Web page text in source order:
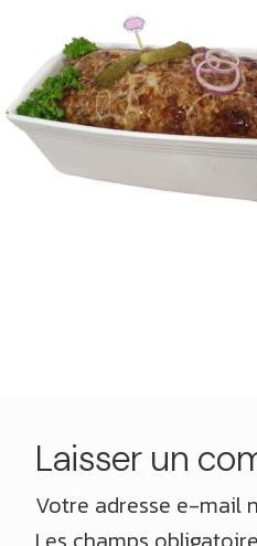
Laisser un
Votre adresse e-mail